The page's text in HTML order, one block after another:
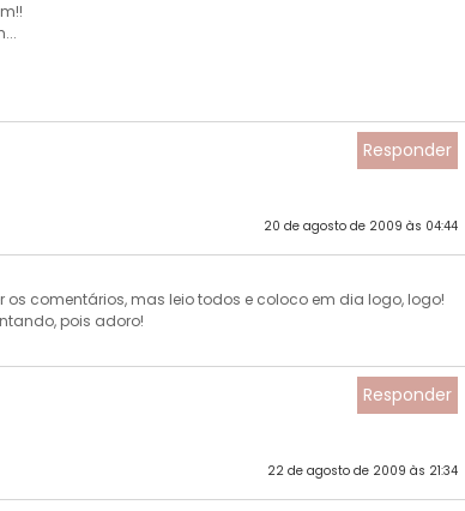
Responder
20 de agosto de 2009 às 04:44
os comentários, mas leio todos e coloco em dia logo, logo!
pois adoro!
Responder
22 de agosto de 2009 às 21:34